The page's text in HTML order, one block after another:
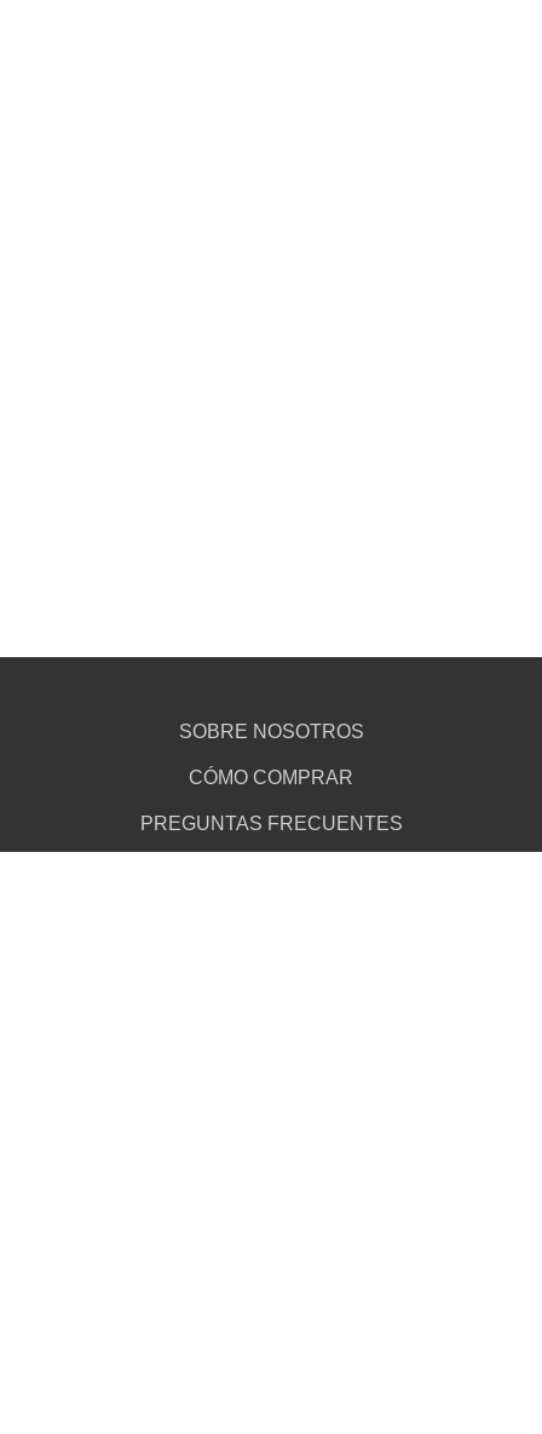
SOBRE NOSOTROS
CÓMO COMPRAR
PREGUNTAS FRECUENTES